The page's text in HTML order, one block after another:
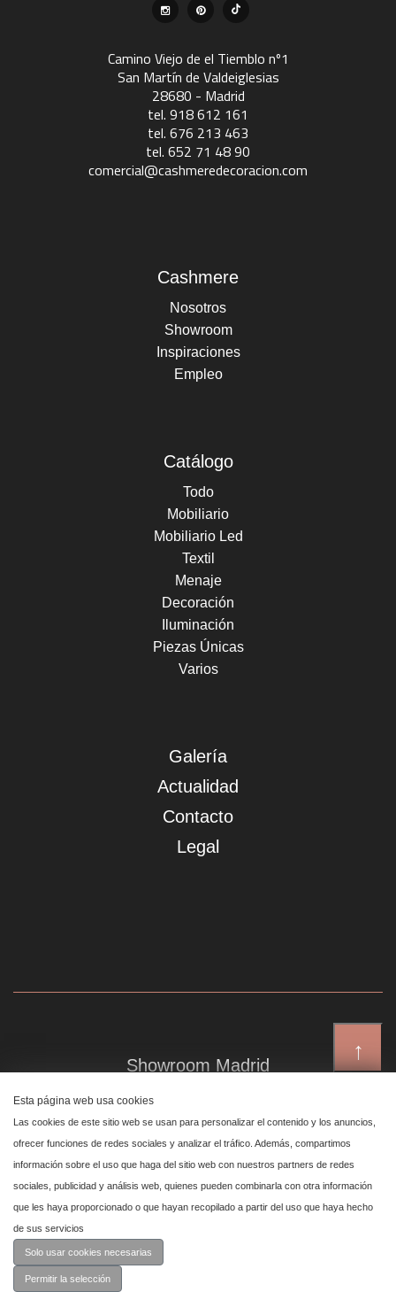
↑
Camino Viejo de el Tiemblo nº1
San Martín de Valdeiglesias
28680 - Madrid
tel. 918 612 161
tel. 676 213 463
tel. 652 71 48 90
comercial@cashmeredecoracion.com
Cashmere
Nosotros
Showroom
Inspiraciones
Empleo
Catálogo
Todo
Mobiliario
Mobiliario Led
Textil
Menaje
Decoración
Iluminación
Piezas Únicas
Varios
Galería
Actualidad
Contacto
Legal
Showroom Madrid
Plaza de Canalejas 6, 4 izq
Centro, 28014 Madrid
Showroom Marbella
Polígono Industrial de San Pedro de Alcántara,
calle Reino Unido, primera planta nave 24, 29670 Marbella
Esta página web usa cookies
Las cookies de este sitio web se usan para personalizar el contenido y los anuncios,
ofrecer funciones de redes sociales y analizar el tráfico. Además, compartimos
información sobre el uso que haga del sitio web con nuestros partners de redes
sociales, publicidad y análisis web, quienes pueden combinarla con otra información
que les haya proporcionado o que hayan recopilado a partir del uso que haya hecho
de sus servicios
Solo usar cookies necesarias
Permitir la selección